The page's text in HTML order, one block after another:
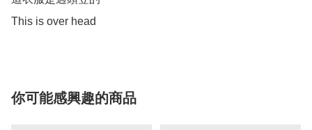
This is over head
你可能感興趣的商品